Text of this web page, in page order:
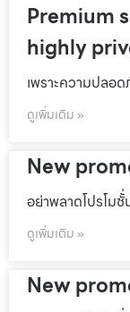
Premium
highly
เพราะความปลอ
ดูเพิ่มเติม »
New
อย่าพลาดโปรโมชั้่
ดูเพิ่มเติม »
New